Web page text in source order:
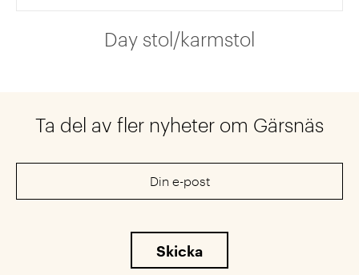
Day stol/karmstol
Ta del av fler nyheter om Gärsnäs